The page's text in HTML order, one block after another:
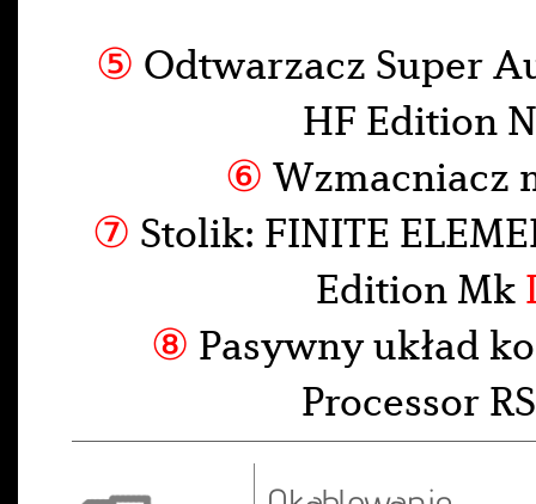
⑤ Odtwarzacz Super
HF Edition
⑥ Wzmacniacz
⑦ Stolik: FINITE
Edition Mk
⑧ Pasywny układ
Processor